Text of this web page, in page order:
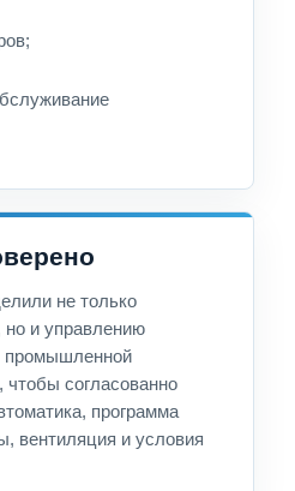
не только
но и управлению
промышленной
чтобы согласованно
программа
вентиляция и условия